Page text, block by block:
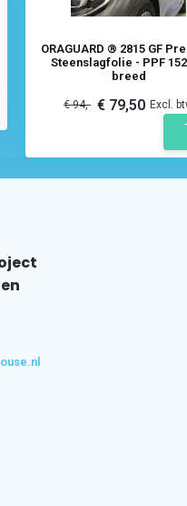
ORAGUARD ® 2815 GF
Steenslagfolie - PPF
breed
€ 94,- € 79,50 Excl.